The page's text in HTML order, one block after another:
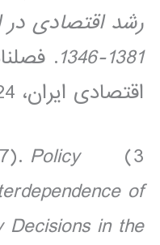
رشد اقتصادی
1381-1346
.
اقتصادی ایران، 24: 143-117.
3) Anania, G. (1997).
Policy
of
Decisions in the